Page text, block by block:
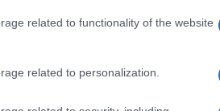
related to functionality of the website
related to personalization.
mesec dana kako biste